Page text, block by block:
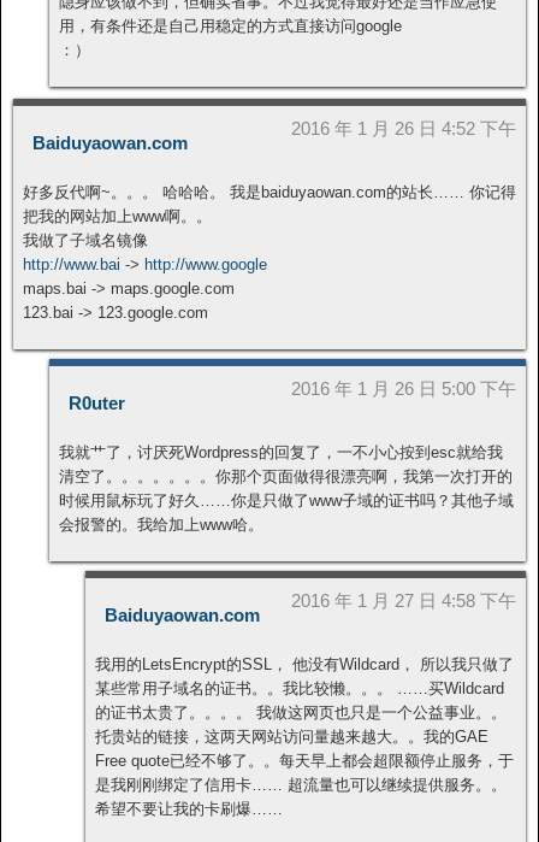
用，有条件还是自己用稳定的方式直接访问google
：）
Baiduyaowan.com
2016 年 1 月 26 日 4:52 下午
好多反代啊~。。。 哈哈哈。 我是baiduyaowan.com的站长…… 你记得
把我的网站加上www啊。。
我做了子域名镜像
http://www.bai -> http://www.google
maps.bai -> maps.google.com
123.bai -> 123.google.com
R0uter
2016 年 1 月 26 日 5:00 下午
我就艹了，讨厌死Wordpress的回复了，一不小心按到esc就给我
清空了。。。。。。。你那个页面做得很漂亮啊，我第一次打开的
时候用鼠标玩了好久……你是只做了www子域的证书吗？其他子域
会报警的。我给加上www哈。
Baiduyaowan.com
2016 年 1 月 27 日 4:58 下午
我用的LetsEncrypt的SSL， 他没有Wildcard， 所以我只做了
某些常用子域名的证书。。我比较懒。。。 ……买Wildcard
的证书太贵了。。。。 我做这网页也只是一个公益事业。。
托贵站的链接，这两天网站访问量越来越大。。我的GAE
Free quote已经不够了。。每天早上都会超限额停止服务，于
是我刚刚绑定了信用卡…… 超流量也可以继续提供服务。。
希望不要让我的卡刷爆……